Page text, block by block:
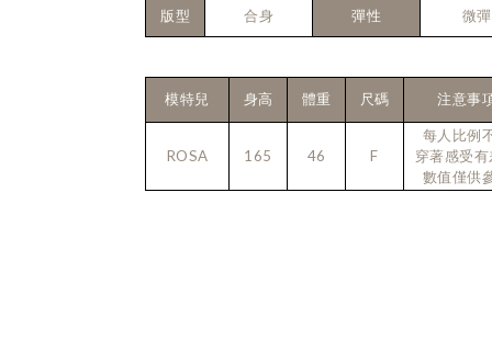
版型 合身 彈性 微彈
模特兒 身高 體重 尺碼 注意事
ROSA 165 46 F
每人比例
穿著感受
數值僅供